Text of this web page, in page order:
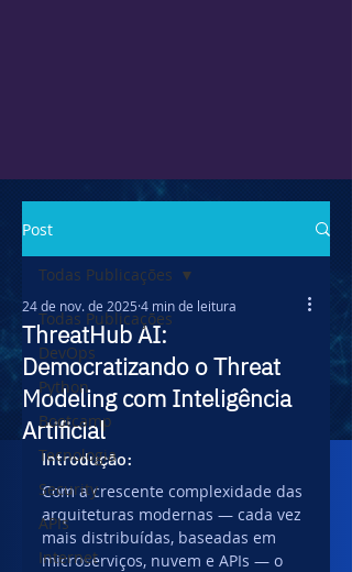
Post
Todas Publicações
DevOps
Python
Bootcamp
Tecnologia
Security
APIs
Internet
Todas Publicações
ThreatHub AI:
Democratizando o Threat
Modeling com Inteligência
Artificial
24 de nov. de 2025 4 min de leitura
Introdução:
Com a crescente complexidade das
arquiteturas modernas — cada vez
mais distribuídas, baseadas em
microserviços, nuvem e APIs — o